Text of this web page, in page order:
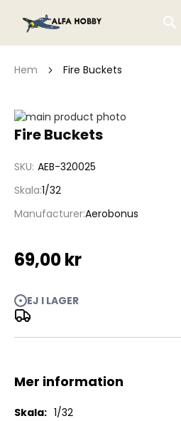
Hem Fire Buckets
Fire Buckets
SKU AEB-320025
Skala 1/32
ManufacturerAerobonus
69,00 kr
EJ I LAGER
Hoppa
till
bildgalleriet
Hoppa
av
bildgalleriet
Mer information
Mer
1/32